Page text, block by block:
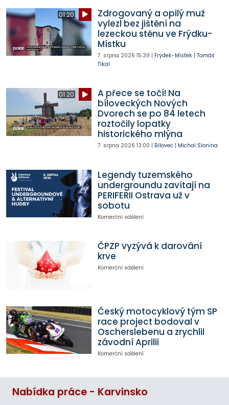
01:20
Zdrogovaný a opilý muž
vylezl bez jištění na
lezeckou stěnu ve Frýdku-
Místku
7. srpna 2026 15:39 | Frýdek-Místek| Tomáš
Tikal
01:20
A přece se točí! Na
bíloveckých Nových
Dvorech se po 84 letech
roztočily lopatky
historického mlýna
7. srpna 2026 13:00 | Bílovec| Michal Slonina
Legendy tuzemského
undergroundu zavítají na
PERIFERII Ostrava už v
sobotu
Komerční sdělení
ČPZP vyzývá k darování
krve
Komerční sdělení
Český motocyklový tým SP
race project bodoval v
Oscherslebenu a zrychlil
závodní Aprilii
Komerční sdělení
Nabídka práce - Karvinsko